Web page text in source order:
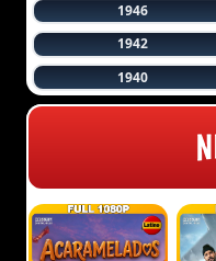
1946
1942
1940